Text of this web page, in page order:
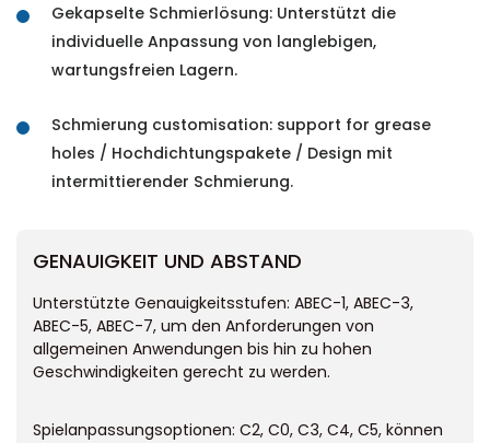
Gekapselte Schmierlösung: Unterstützt die
individuelle Anpassung von langlebigen,
wartungsfreien Lagern.
Schmierung customisation: support for grease
holes / Hochdichtungspakete / Design mit
intermittierender Schmierung.
GENAUIGKEIT UND ABSTAND
Unterstützte Genauigkeitsstufen: ABEC-1, ABEC-3,
ABEC-5, ABEC-7, um den Anforderungen von
allgemeinen Anwendungen bis hin zu hohen
Geschwindigkeiten gerecht zu werden.
Spielanpassungsoptionen: C2, C0, C3, C4, C5, können